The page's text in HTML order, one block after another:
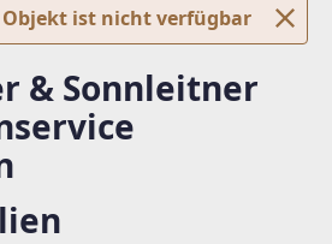
ist nicht verfügbar
& Sonnleitner